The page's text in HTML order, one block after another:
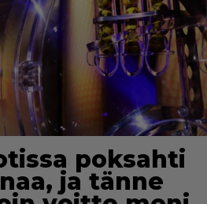
poksahti
ja tänne